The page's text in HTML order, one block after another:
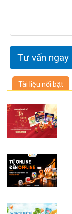
Tài liệu nổi bật